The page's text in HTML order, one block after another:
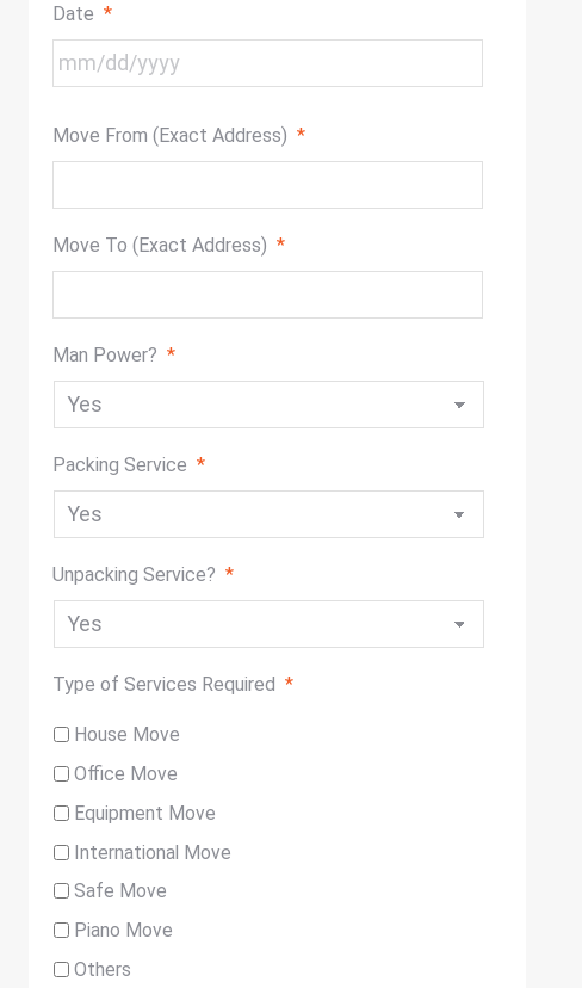
Date *
slash
Move From (Exact Address) *
Move To (Exact Address) *
Man Power? *
Packing Service *
Unpacking Service? *
Type of Services Required *
House Move
Office Move
Equipment Move
International Move
Safe Move
Piano Move
Others